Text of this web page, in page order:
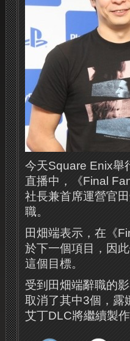
今天Square Enix舉
直播中，《Final
社長兼首席運營官
職。
田畑端表示，在《
於下一個項目，因
這個目標。
受到田畑端辭職的
取消了其中3個，露
艾丁DLC將繼續製